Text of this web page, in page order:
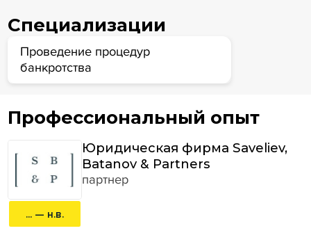
Специализации
Проведение процедур
банкротства
Профессиональный опыт
... — н.в.
Юридическая фирма Saveliev,
Batanov & Partners
партнер